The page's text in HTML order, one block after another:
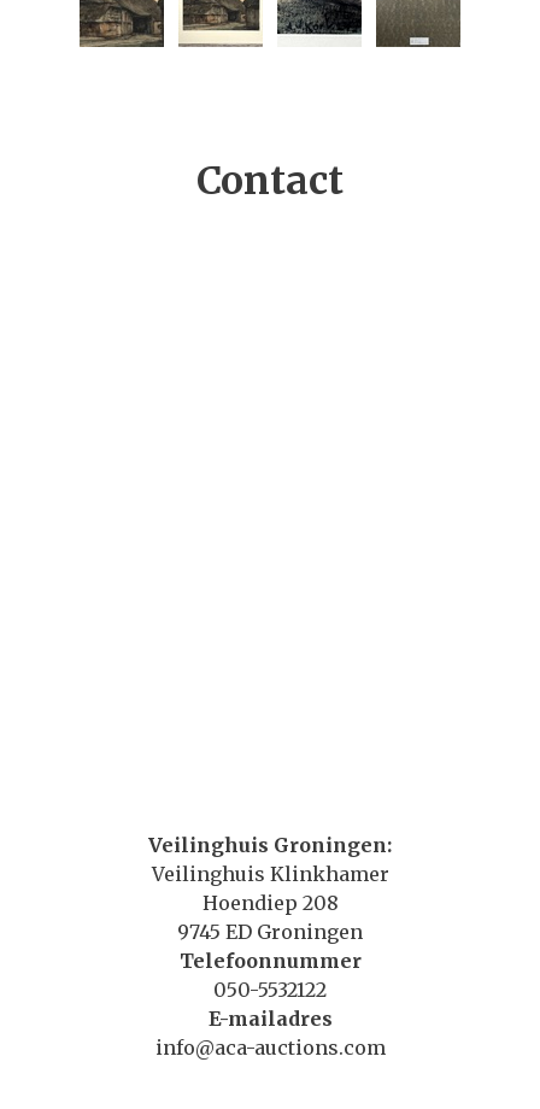
Contact
Veilinghuis Groningen:
Veilinghuis Klinkhamer
Hoendiep 208
9745 ED Groningen
Telefoonnummer
050-5532122
E-mailadres
info@aca-auctions.com